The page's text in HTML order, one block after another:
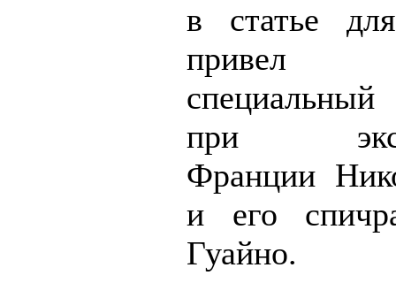
в статье
привел
при экс-
Франции
и его
Гуайно.